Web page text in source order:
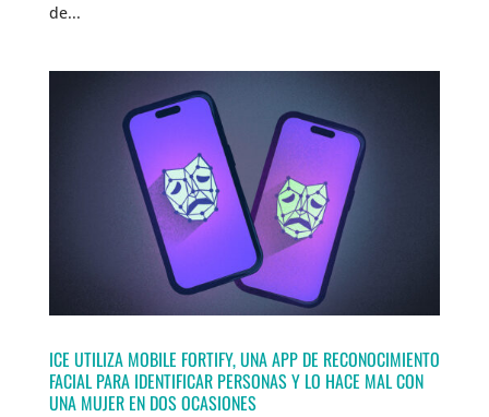
de...
ICE UTILIZA MOBILE FORTIFY, UNA APP DE RECONOCIMIENTO
FACIAL PARA IDENTIFICAR PERSONAS Y LO HACE MAL CON
UNA MUJER EN DOS OCASIONES